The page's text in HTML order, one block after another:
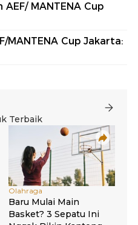
MANTENA Cup
MANTENA Cup Jakarta: